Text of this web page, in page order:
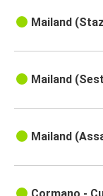
Mailand
Mailand
Mailand